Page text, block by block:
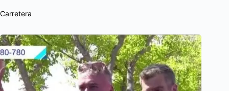
Carretera